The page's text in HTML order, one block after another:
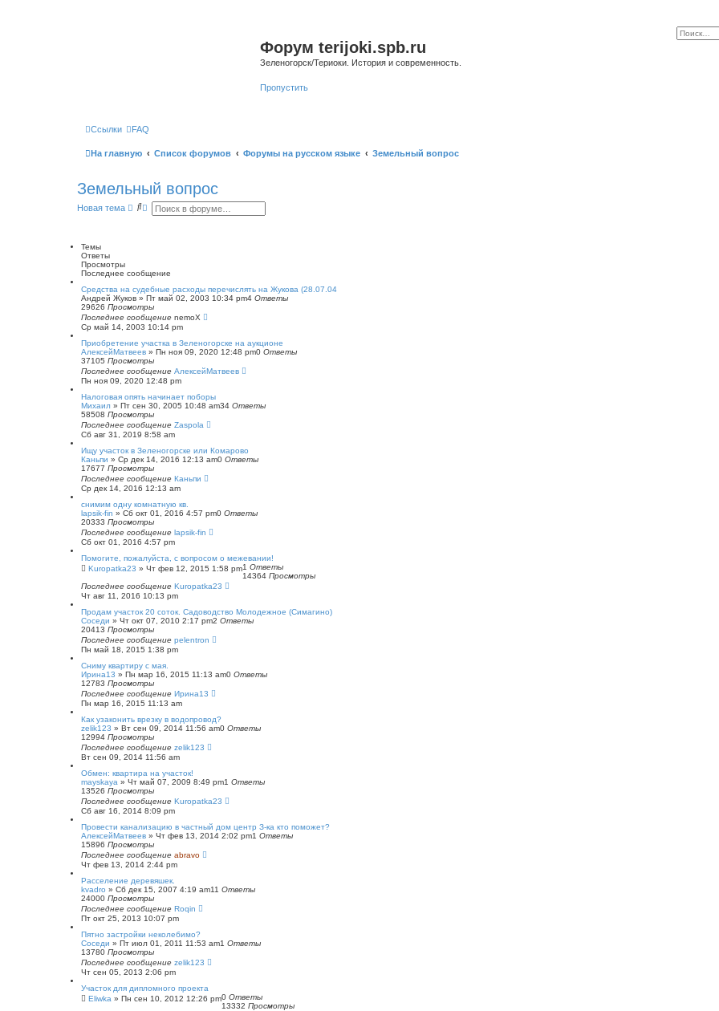
Форум terijoki.spb.ru
Зеленогорск/Териоки. История и современность.
Пропустить
Ссылки FAQ
На главную Список форумов Форумы на русском языке Земельный вопрос
Земельный вопрос
Новая тема
П Р
н
ы
й
п
о
и
с
к
Темы
Ответы
Просмотры
Последнее сообщение
Средства на судебные расходы перечислять на Жукова (28.07.04
Андрей Жуков » Пт май 02, 2003 10:34 pm4 Ответы
29626 Просмотры
Последнее сообщение nemoX
Ср май 14, 2003 10:14 pm
Приобретение участка в Зеленогорске на аукционе
АлексейМатвеев » Пн ноя 09, 2020 12:48 pm0 Ответы
37105 Просмотры
Последнее сообщение АлексейМатвеев
Пн ноя 09, 2020 12:48 pm
Налоговая опять начинает поборы
Михаил » Пт сен 30, 2005 10:48 am34 Ответы
58508 Просмотры
Последнее сообщение Zaspola
Сб авг 31, 2019 8:58 am
Ищу участок в Зеленогорске или Комарово
Каньпи » Ср дек 14, 2016 12:13 am0 Ответы
17677 Просмотры
Последнее сообщение Каньпи
Ср дек 14, 2016 12:13 am
снимим одну комнатную кв.
lapsik-fin » Сб окт 01, 2016 4:57 pm0 Ответы
20333 Просмотры
Последнее сообщение lapsik-fin
Сб окт 01, 2016 4:57 pm
Помогите, пожалуйста, с вопросом о межевании!
Kuropatka23 » Чт фев 12, 2015 1:58 pm1 Ответы
14364 Просмотры
Последнее сообщение Kuropatka23
Чт авг 11, 2016 10:13 pm
Продам участок 20 соток. Садоводство Молодежное (Симагино)
Соседи » Чт окт 07, 2010 2:17 pm2 Ответы
20413 Просмотры
Последнее сообщение pelentron
Пн май 18, 2015 1:38 pm
Сниму квартиру с мая.
Ирина13 » Пн мар 16, 2015 11:13 am0 Ответы
12783 Просмотры
Последнее сообщение Ирина13
Пн мар 16, 2015 11:13 am
Как узаконить врезку в водопровод?
zelik123 » Вт сен 09, 2014 11:56 am0 Ответы
12994 Просмотры
Последнее сообщение zelik123
Вт сен 09, 2014 11:56 am
Обмен: квартира на участок!
mayskaya » Чт май 07, 2009 8:49 pm1 Ответы
13526 Просмотры
Последнее сообщение Kuropatka23
Сб авг 16, 2014 8:09 pm
Провести канализацию в частный дом центр З-ка кто поможет?
АлексейМатвеев » Чт фев 13, 2014 2:02 pm1 Ответы
15896 Просмотры
Последнее сообщение abravo
Чт фев 13, 2014 2:44 pm
Расселение деревяшек.
kvadro » Сб дек 15, 2007 4:19 am11 Ответы
24000 Просмотры
Последнее сообщение Roqin
Пт окт 25, 2013 10:07 pm
Пятно застройки неколебимо?
Соседи » Пт июл 01, 2011 11:53 am1 Ответы
13780 Просмотры
Последнее сообщение zelik123
Чт сен 05, 2013 2:06 pm
Участок для дипломного проекта
Eliwka » Пн сен 10, 2012 12:26 pm0 Ответы
13332 Просмотры